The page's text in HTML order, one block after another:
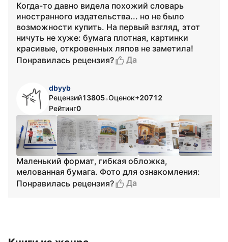
Когда-то давно видела похожий словарь
иностранного издательства... но не было
возможности купить. На первый взгляд, этот
ничуть не хуже: бумага плотная, картинки
красивые, откровенных ляпов не заметила!
Понравилась рецензия?
Да
dbyyb
Рецензий13805•Оценок+20712
Рейтинг0
Маленький формат, гибкая обложка,
мелованная бумага. Фото для ознакомления:
Понравилась рецензия?
Да